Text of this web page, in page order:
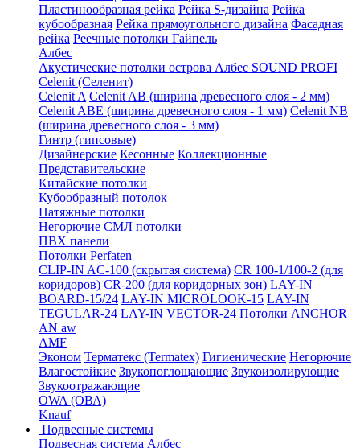
Пластинообразная рейка Рейка S-дизайна Рейка
кубообразная Рейка прямоугольного дизайна Фасадная
рейка Реечные потолки Гайпель
Албес
Акустические потолки острова Албес SOUND PROFI
Celenit (Селенит)
Celenit A Celenit AB (ширина древесного слоя - 2 мм)
Celenit ABE (ширина древесного слоя - 1 мм) Celenit NB
(ширина древесного слоя - 3 мм)
Гинтр (гипсовые)
Дизайнерские Кесонные Коллекционные
Представительские
Китайские потолки
Кубообразный потолок
Натяжные потолки
Негорючие СМЛ потолки
ПВХ панели
Потолки Perfaten
CLIP-IN AC-100 (скрытая система) CR 100-1/100-2 (для
коридоров) CR-200 (для коридорных зон) LAY-IN
BOARD-15/24 LAY-IN MICROLOOK-15 LAY-IN
TEGULAR-24 LAY-IN VECTOR-24 Потолки ANCHOR
AN aw
AMF
Эконом Терматекс (Termatex) Гигиенические Негорючие
Влагостойкие Звукопоглощающие Звукоизолирующие
Звукоотражающие
OWA (ОВА)
Knauf
Подвесные системы
Подвесная система Албес